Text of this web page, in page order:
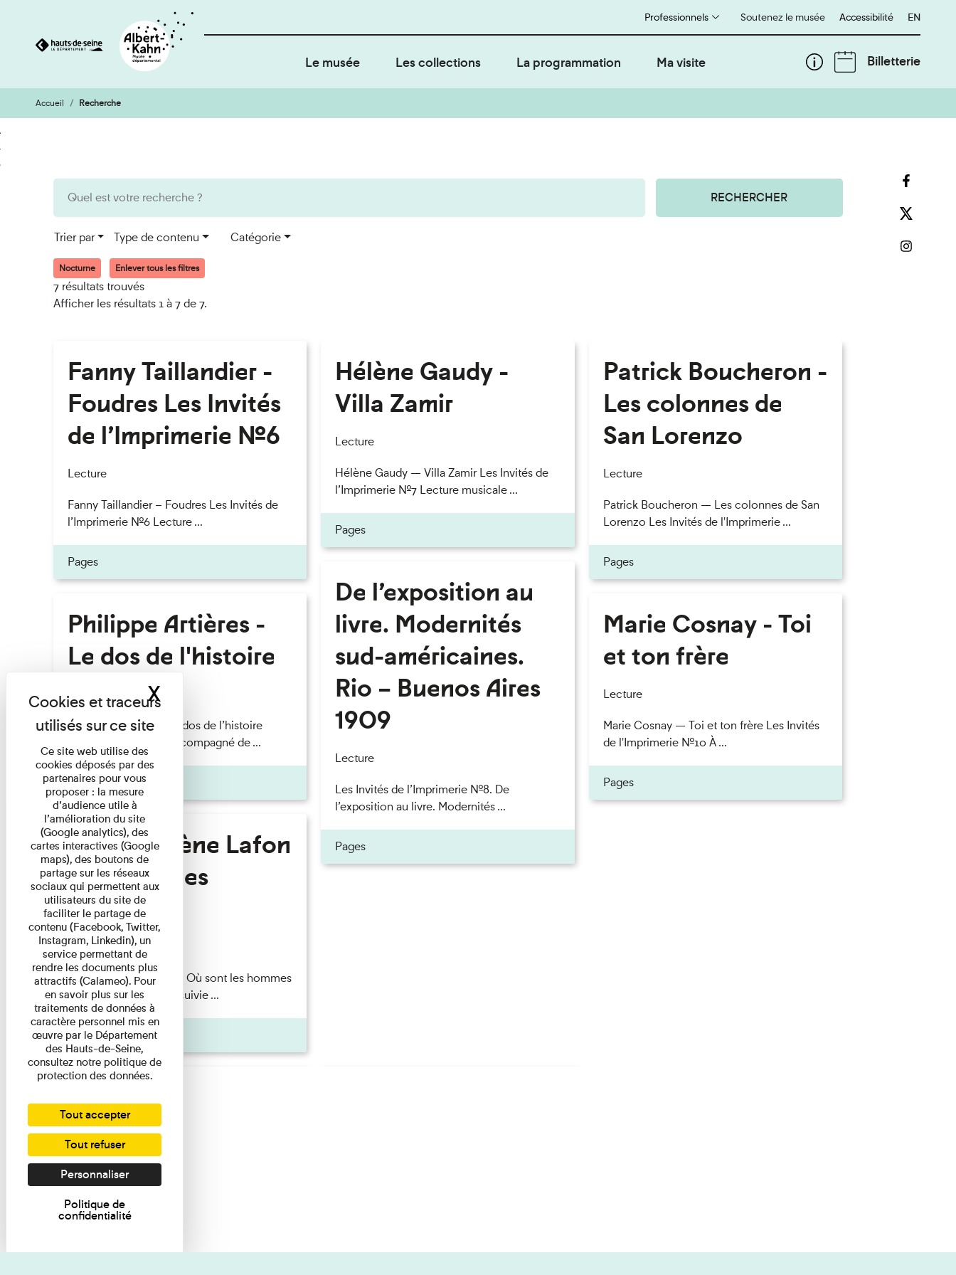
Aller
au
contenu
Aller
à
la
Soutenez le musée
Professionnels Accessibilité English
EN
Le musée Les collections La programmation Ma visite Billetterie
Accueil Recherche
RECHERCHER
Trier par Type de contenu Catégorie
Nocturne Enlever tous les filtres
7 résultats trouvés
Afficher les résultats 1 à 7 de 7.
Fanny Taillandier -
Foudres Les Invités
de l’Imprimerie n°6
Lecture
Fanny Taillandier – Foudres Les Invités de
l’Imprimerie n°6 Lecture ...
Pages
Philippe Artières -
Le dos de l'histoire
Lecture
Philippe Artières — Le dos de l’histoire
Lecture par l’auteur accompagné de ...
Pages
Marie-Hélène Lafon
- Où sont les
hommes ?
Lecture
Marie-Hélène Lafon — Où sont les hommes
? Lecture par l’autrice suivie ...
Pages
Hélène Gaudy -
Villa Zamir
Lecture
Hélène Gaudy — Villa Zamir Les Invités de
l’Imprimerie n°7 Lecture musicale ...
Pages
De l’exposition au
livre. Modernités
sud-américaines.
Rio – Buenos Aires
1909
Lecture
Les Invités de l’Imprimerie n°8. De
l’exposition au livre. Modernités ...
Pages
Patrick Boucheron -
Les colonnes de
San Lorenzo
Lecture
Patrick Boucheron — Les colonnes de San
Lorenzo Les Invités de l'Imprimerie ...
Pages
Marie Cosnay - Toi
et ton frère
Lecture
Marie Cosnay — Toi et ton frère Les Invités
de l'Imprimerie n°10 À ...
Pages
Ce site web utilise des
cookies déposés par des
partenaires pour vous
proposer : la mesure
d’audience utile à
l’amélioration du site
(Google analytics), des
cartes interactives (Google
maps), des boutons de
partage sur les réseaux
sociaux qui permettent aux
utilisateurs du site de
faciliter le partage de
contenu (Facebook, Twitter,
Instagram, Linkedin), un
service permettant de
rendre les documents plus
attractifs (Calameo). Pour
en savoir plus sur les
traitements de données à
caractère personnel mis en
œuvre par le Département
des Hauts-de-Seine,
consultez notre politique de
protection des données.
Tout accepter
Tout refuser
Personnaliser
Politique de
confidentialité
XMasquer le bandeau des cookies